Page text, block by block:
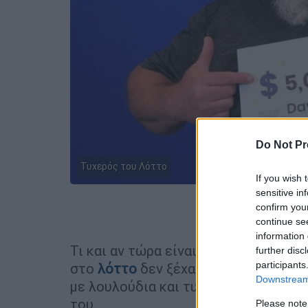
Do Not
If you wish
sensitive
confirm
continue
information
further
Please
Τυχερός του Λόττο
Τι και αν τώρα είναι
στο λόττο δεν ξέχασε όσους άφησε
με λουλούδια και τυχερά δελτία
του.